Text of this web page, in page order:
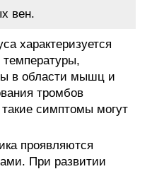
вен.
характеризуется
в области мышц и
тромбов
симптомы могут
проявляются
При развитии